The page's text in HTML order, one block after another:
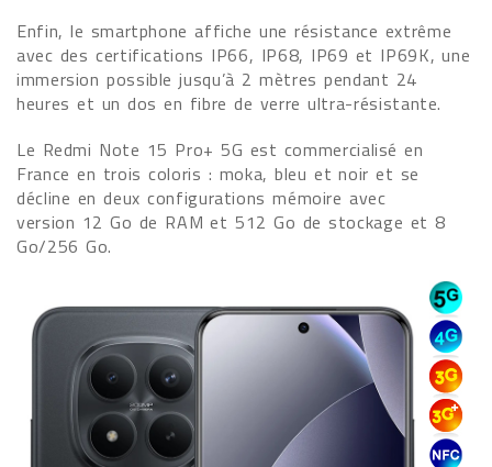
Enfin, le smartphone affiche une résistance extrême
avec des certifications IP66, IP68, IP69 et IP69K, une
immersion possible jusqu’à 2 mètres pendant 24
heures et un dos en fibre de verre ultra-résistante.
Le Redmi Note 15 Pro+ 5G est commercialisé en
France en trois coloris : moka, bleu et noir et se
décline en deux configurations mémoire avec
version 12 Go de RAM et 512 Go de stockage et 8
Go/256 Go.